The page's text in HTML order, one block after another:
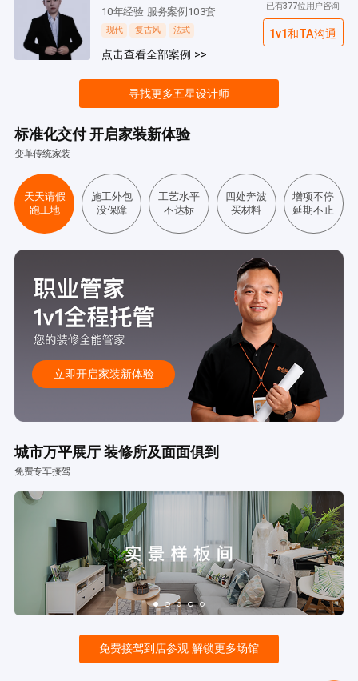
10年经验 服务案例103套
现代 复古风 法式
点击查看全部案例 >>
已有377位用户咨询
1v1和TA沟通
寻找更多五星设计师
标准化交付 开启家装新体验
变革传统家装
天天请假
跑工地
施工外包
没保障
工艺水平
不达标
四处奔波
买材料
增项不停
延期不止
立即开启家装新体验
城市万平展厅 装修所及面面俱到
免费专车接驾
免费接驾到店参观 解锁更多场馆